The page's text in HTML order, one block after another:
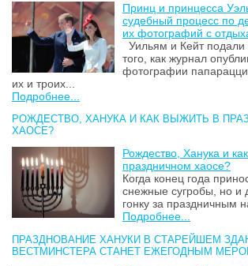
Принц и принцесса
судебный процесс по
их фотографий с
Уильям и Кейт подали
того, как журнал
фотографии
их и троих...
Подробнее...
РОЖДЕСТВО, ХАНУКА И КАК ВЫЖИТЬ В
ХАОСЕ?
Рождество, Ханука и
праздничном хаосе?
Когда конец года
снежные сугробы, но и
гонку за праздничным
Подробнее...
ПРАЗДНОВАНИЕ ХАНУКИ В СТАРЕЙШЕМ
ВЕСТМИНСТЕРА СТАНЕТ ЕЖЕГОДНЫМ